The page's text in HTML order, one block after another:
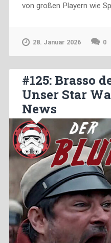
von großen Playern wie
28. Januar 2026 0
#125: Brasso
Unser Star
News